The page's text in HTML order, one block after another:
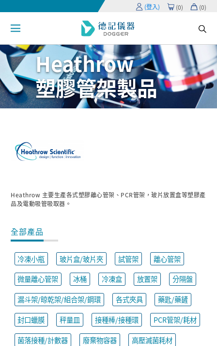
(登入) (0) (0)
Heathrow
塑膠管架製品
Heathrow 主要生產各式塑膠離心管架、PCR管架，玻片放置盒等塑膠產
品及電動吸管吸取器。
全部產品
冷凍小瓶 玻片盒/玻片夾 試管架
離心管架
微量離心管架
冰桶 冷凍盒 放置架
分隔盤
漏斗架/晾乾架/組合架/鋼環
各式夾具
藥匙/藥鏟
封口蠟膜
秤量皿 接種棒/接種環
PCR管架/耗材
菌落接種/計數器
廢棄物容器
高壓滅菌耗材